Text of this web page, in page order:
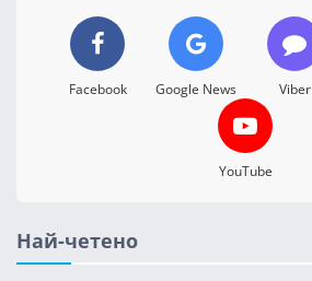
Facebook Google News Viber
YouTube
Най-четено